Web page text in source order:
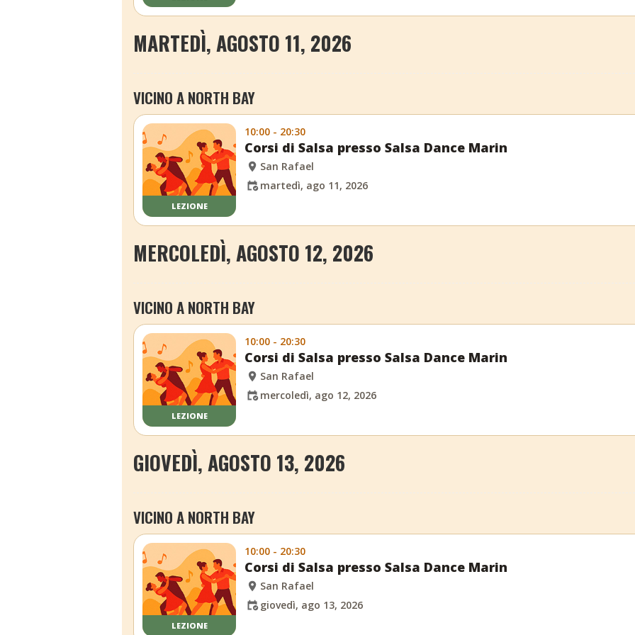
MARTEDÌ, AGOSTO 11, 2026
VICINO A NORTH BAY
LEZIONE
10:00 - 20:30
Corsi di Salsa presso Salsa Dance Marin
San Rafael
martedì, ago 11, 2026
MERCOLEDÌ, AGOSTO 12, 2026
VICINO A NORTH BAY
LEZIONE
10:00 - 20:30
Corsi di Salsa presso Salsa Dance Marin
San Rafael
mercoledì, ago 12, 2026
GIOVEDÌ, AGOSTO 13, 2026
VICINO A NORTH BAY
LEZIONE
10:00 - 20:30
Corsi di Salsa presso Salsa Dance Marin
San Rafael
giovedì, ago 13, 2026